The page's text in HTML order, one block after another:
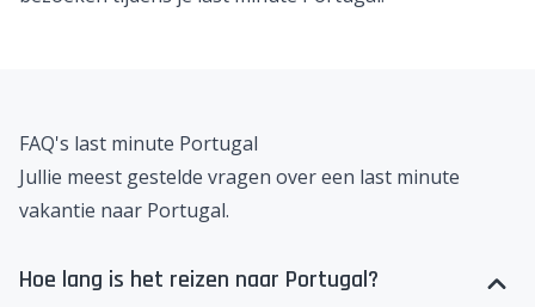
bezoeken tijdens je last minute Portugal!
FAQ's last minute Portugal
Jullie meest gestelde vragen over een last minute
vakantie naar Portugal.
Hoe lang is het reizen naar Portugal?